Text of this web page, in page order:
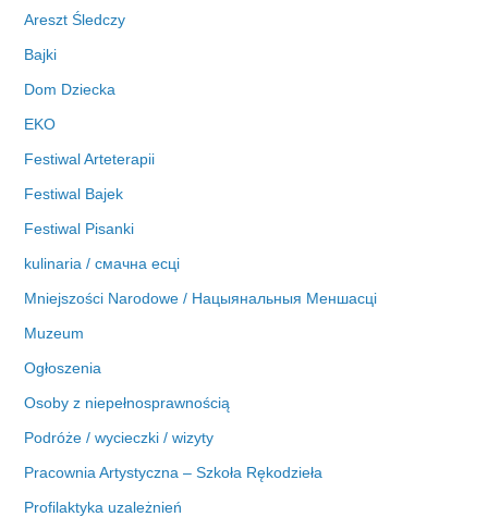
Areszt Śledczy
Bajki
Dom Dziecka
EKO
Festiwal Arteterapii
Festiwal Bajek
Festiwal Pisanki
kulinaria / смачна есці
Mniejszości Narodowe / Нацыянальныя Меншасці
Muzeum
Ogłoszenia
Osoby z niepełnosprawnością
Podróże / wycieczki / wizyty
Pracownia Artystyczna – Szkoła Rękodzieła
Profilaktyka uzależnień